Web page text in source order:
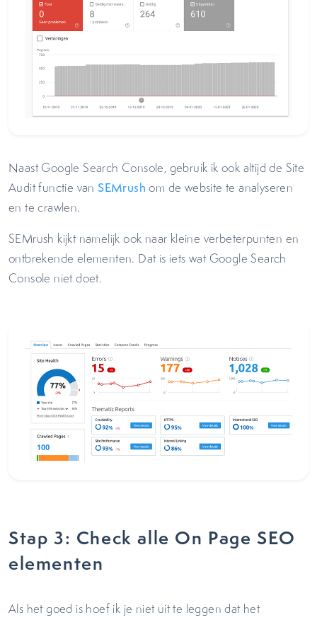
Naast Google Search Console, gebruik ik ook altijd de Site
Audit functie vanSEMrush om de website te analyseren
en te crawlen.
SEMrush kijkt namelijk ook naar kleine verbeterpunten en
ontbrekende elementen. Dat is iets wat Google Search
Console niet doet.
Stap 3: Check alle On Page SEO
elementen
Als het goed is hoef ik je niet uit te leggen dat het